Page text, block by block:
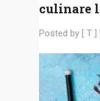
culinare
Posted by [ T ]